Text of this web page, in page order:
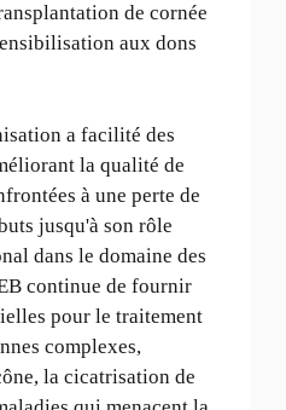
de cornée
aux dons
a facilité des
la qualité de
à une perte de
jusqu'à son rôle
dans le domaine des
continue de fournir
pour le traitement
complexes,
la cicatrisation de